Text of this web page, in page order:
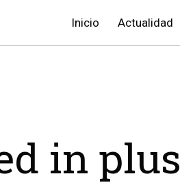
Inicio Actualidad
in plus